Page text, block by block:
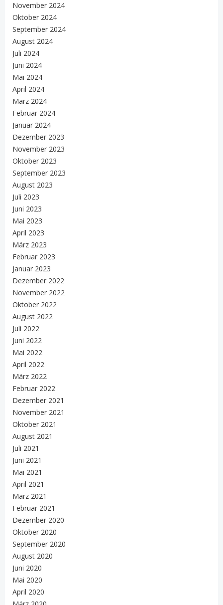
November 2024
Oktober 2024
September 2024
August 2024
Juli 2024
Juni 2024
Mai 2024
April 2024
März 2024
Februar 2024
Januar 2024
Dezember 2023
November 2023
Oktober 2023
September 2023
August 2023
Juli 2023
Juni 2023
Mai 2023
April 2023
März 2023
Februar 2023
Januar 2023
Dezember 2022
November 2022
Oktober 2022
August 2022
Juli 2022
Juni 2022
Mai 2022
April 2022
März 2022
Februar 2022
Dezember 2021
November 2021
Oktober 2021
August 2021
Juli 2021
Juni 2021
Mai 2021
April 2021
März 2021
Februar 2021
Dezember 2020
Oktober 2020
September 2020
August 2020
Juni 2020
Mai 2020
April 2020